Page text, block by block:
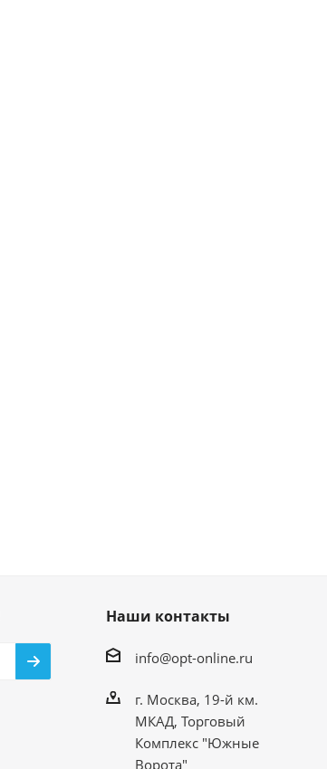
Наши контакты
info@opt-online.ru
г. Москва, 19-й км.
МКАД, Торговый
Комплекс "Южные
Ворота"